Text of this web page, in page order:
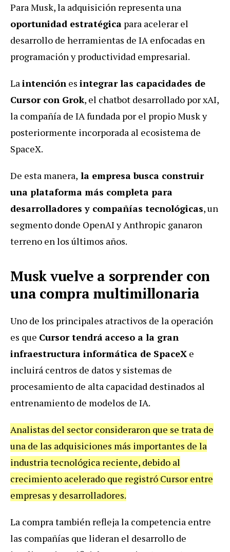
Para Musk, la adquisición representa una
oportunidad estratégica para acelerar el
desarrollo de herramientas de IA enfocadas en
programación y productividad empresarial.
Laintención es integrar las capacidades de
Cursor con Grok, el chatbot desarrollado por xAI,
la compañía de IA fundada por el propio Musk y
posteriormente incorporada al ecosistema de
SpaceX.
De esta manera, la empresa busca construir
una plataforma más completa para
desarrolladores y compañías tecnológicas, un
segmento donde OpenAI y Anthropic ganaron
terreno en los últimos años.
Musk vuelve a sorprender con
una compra multimillonaria
Uno de los principales atractivos de la operación
es que Cursor tendrá acceso a la gran
infraestructura informática de SpaceX e
incluirá centros de datos y sistemas de
procesamiento de alta capacidad destinados al
entrenamiento de modelos de IA.
Analistas del sector consideraron que se trata de
una de las adquisiciones más importantes de la
industria tecnológica reciente, debido al
crecimiento acelerado que registró Cursor entre
empresas y desarrolladores.
La compra también refleja la competencia entre
las compañías que lideran el desarrollo de